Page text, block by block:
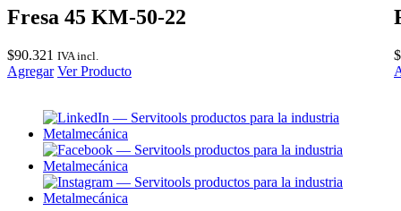
Fresa 45 KM-50-22
$90.321 IVA incl.
Agregar Ver Producto
$